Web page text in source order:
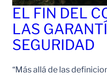
EL FIN DEL
LAS
SEGURIDAD
“Más allá de las